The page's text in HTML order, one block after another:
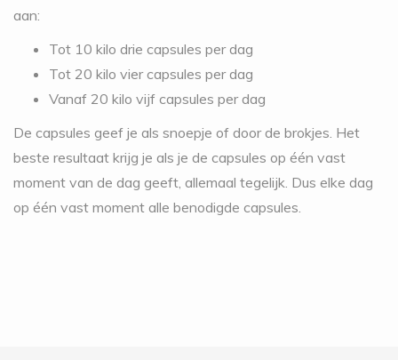
aan:
Tot 10 kilo drie capsules per dag
Tot 20 kilo vier capsules per dag
Vanaf 20 kilo vijf capsules per dag
De capsules geef je als snoepje of door de brokjes. Het
beste resultaat krijg je als je de capsules op één vast
moment van de dag geeft, allemaal tegelijk. Dus elke dag
op één vast moment alle benodigde capsules.